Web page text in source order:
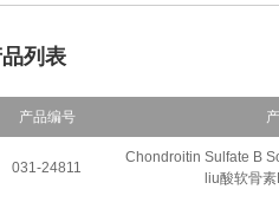
列表
产品编号
031-24811
Chondroitin Sulfate B
liu酸软骨